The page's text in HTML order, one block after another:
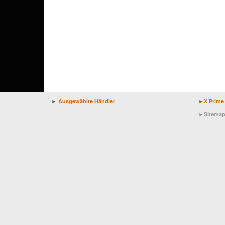
► Ausgewählte Händler ► X Prime
► Sitemap